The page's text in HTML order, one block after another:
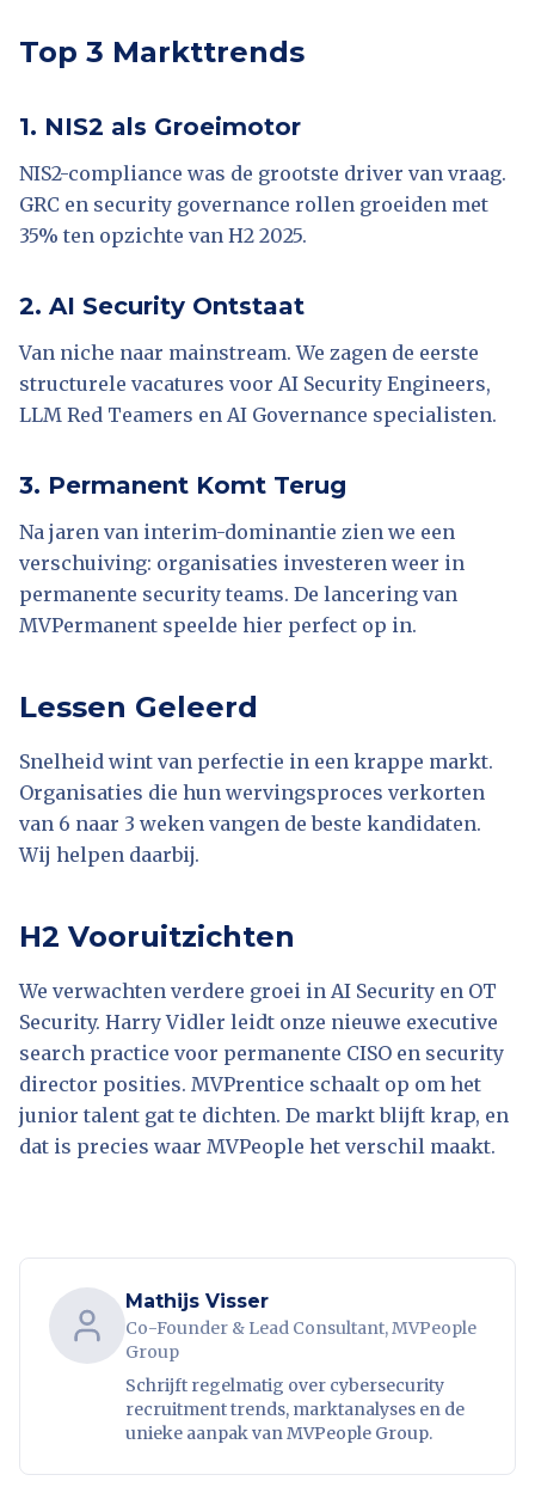
Top 3 Markttrends
1. NIS2 als Groeimotor
NIS2-compliance was de grootste driver van vraag.
GRC en security governance rollen groeiden met
35% ten opzichte van H2 2025.
2. AI Security Ontstaat
Van niche naar mainstream. We zagen de eerste
structurele vacatures voor AI Security Engineers,
LLM Red Teamers en AI Governance specialisten.
3. Permanent Komt Terug
Na jaren van interim-dominantie zien we een
verschuiving: organisaties investeren weer in
permanente security teams. De lancering van
MVPermanent speelde hier perfect op in.
Lessen Geleerd
Snelheid wint van perfectie in een krappe markt.
Organisaties die hun wervingsproces verkorten
van 6 naar 3 weken vangen de beste kandidaten.
Wij helpen daarbij.
H2 Vooruitzichten
We verwachten verdere groei in AI Security en OT
Security. Harry Vidler leidt onze nieuwe executive
search practice voor permanente CISO en security
director posities. MVPrentice schaalt op om het
junior talent gat te dichten. De markt blijft krap, en
dat is precies waar MVPeople het verschil maakt.
Mathijs Visser
Co-Founder & Lead Consultant, MVPeople
Group
Schrijft regelmatig over cybersecurity
recruitment trends, marktanalyses en de
unieke aanpak van MVPeople Group.